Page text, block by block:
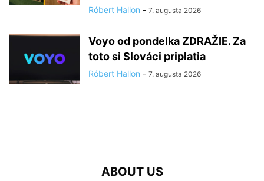
Róbert Hallon - 7. augusta 2026
Voyo od pondelka ZDRAŽIE. Za
toto si Slováci priplatia
Róbert Hallon - 7. augusta 2026
ABOUT US